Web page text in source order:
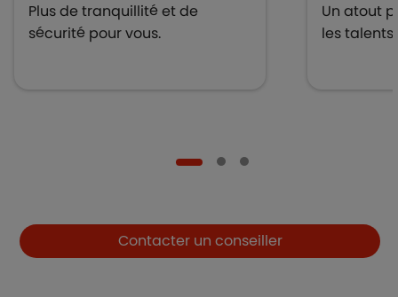
Plus de tranquillité et de
sécurité pour vous.
Un atout
les talents.
Boutons et liensContacter un conseiller